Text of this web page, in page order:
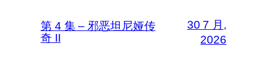
第 4 集 – 邪恶坦尼娅传
奇 II
30 7 月,
2026